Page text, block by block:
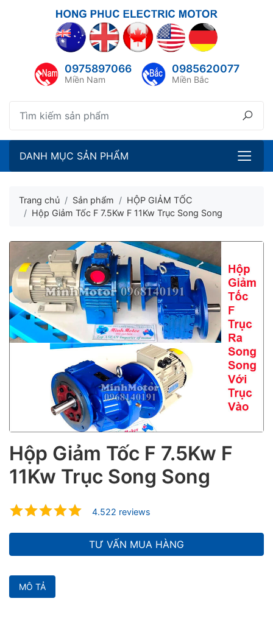
0975897066
Miền Nam
0985620077
Miền Bắc
DANH MỤC SẢN PHẨM
Trang chủ Sản phẩm
HỘP GIẢM TỐC
Hộp Giảm Tốc F 7.5Kw F 11Kw Trục Song Song
Hộp Giảm Tốc F 7.5Kw F
11Kw Trục Song Song
4.522 reviews
TƯ VẤN MUA HÀNG
MÔ TẢ